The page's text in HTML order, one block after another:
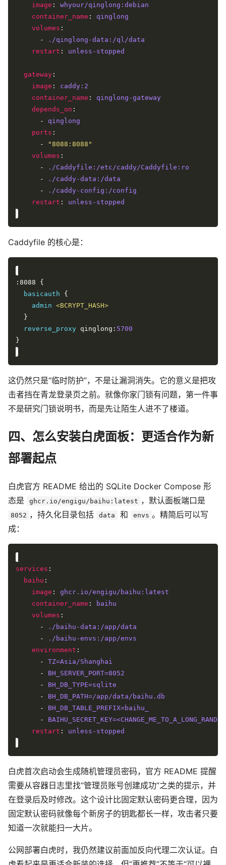
image : whyour/qinglong:debian
container_name : qinglong
volumes
      -
./qinglong-data:/ql/data
restart : unless-stopped
gateway
image : caddy:2
container_name : qinglong-gateway
depends_on
      -
qinglong
ports
      -
"8088:8088"
volumes
      -
./Caddyfile:/etc/caddy/Caddyfile:ro
      -
./caddy-data:/data
      -
./caddy-config:/config
restart : unless-stopped
Caddyfile 的核心是：
basicauth
admin <BCRYPT_HASH>
reverse_proxy qinglong: 5700
这仍然只是“临时防护”，不是让漏洞消失。它的意义是把攻
击者挡在青龙登录页之前。就像你家门锁有问题，第一件事
不是研究门锁说明书，而是先让陌生人进不了楼道。
四、怎么安装白虎面板：更适合作为新
部署起点
白虎官方 README 给出的 SQLite Docker Compose 形
态是
ghcr.io/engigu/baihu:latest ，默认面板端口是
8052 ，持久化目录包括 data 和 envs 。精简后可以写
成：
services
baihu
image : ghcr.io/engigu/baihu:latest
container_name :
baihu
volumes
      -
./baihu-data:/app/data
      -
./baihu-envs:/app/envs
environment
      -
TZ=Asia/Shanghai
      -
BH_SERVER_PORT=8052
      -
BH_DB_TYPE=sqlite
      -
BH_DB_PATH=/app/data/baihu.db
      -
BH_DB_TABLE_PREFIX=baihu_
      -
restart : unless-stopped
白虎首次启动会生成随机管理员密码，官方 README 提醒
需要从容器日志里找“管理员账号创建成功”之类的提示，并
在登录后及时修改。这个设计比固定默认密码更合理，因为
固定默认密码就像每个新房子的钥匙都长一样，攻击者只要
知道一次就能扫一大片。
公网部署白虎时，我仍然建议前面加反向代理二次认证。白